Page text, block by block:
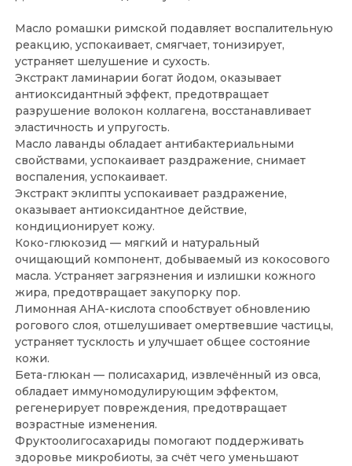
Масло ромашки римской подавляет воспалительную
реакцию, успокаивает, смягчает, тонизирует,
устраняет шелушение и сухость.
Экстракт ламинарии богат йодом, оказывает
антиоксидантный эффект, предотвращает
разрушение волокон коллагена, восстанавливает
эластичность и упругость.
Масло лаванды обладает антибактериальными
свойствами, успокаивает раздражение, снимает
воспаления, успокаивает.
Экстракт эклипты успокаивает раздражение,
оказывает антиоксидантное действие,
кондиционирует кожу.
Коко-глюкозид — мягкий и натуральный
очищающий компонент, добываемый из кокосового
масла. Устраняет загрязнения и излишки кожного
жира, предотвращает закупорку пор.
Лимонная AHA-кислота спообствует обновлению
рогового слоя, отшелушивает омертвевшие частицы,
устраняет тусклость и улучшает общее состояние
кожи.
Бета-глюкан — полисахарид, извлечённый из овса,
обладает иммуномодулирующим эффектом,
регенерирует повреждения, предотвращает
возрастные изменения.
Фруктоолигосахариды помогают поддерживать
здоровье микробиоты, за счёт чего уменьшают